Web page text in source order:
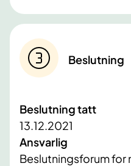
Beslutning
Beslutning tatt
13.12.2021
Ansvarlig
Beslutningsforum for